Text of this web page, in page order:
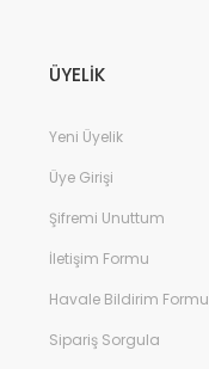
ÜYELİK
Yeni Üyelik
Üye Girişi
Şifremi Unuttum
İletişim Formu
Havale Bildirim Formu
Sipariş Sorgula